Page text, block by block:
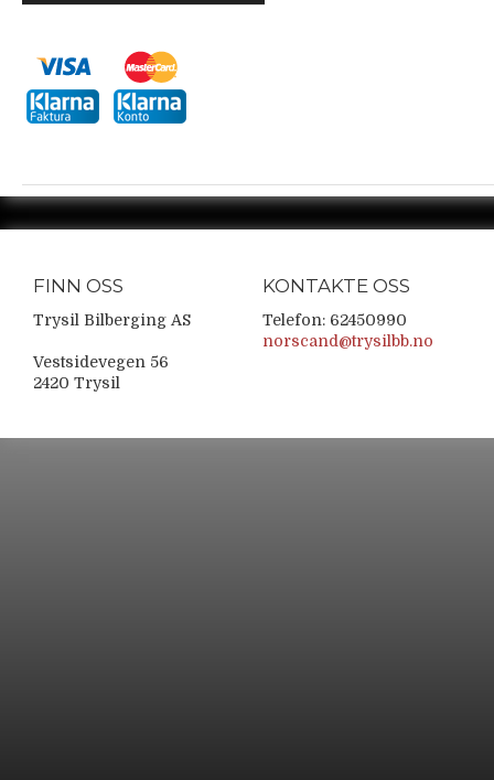
FINN OSS
Trysil Bilberging AS
Vestsidevegen 56
2420 Trysil
KONTAKTE OSS
Telefon: 62450990
norscand@trysilbb.no